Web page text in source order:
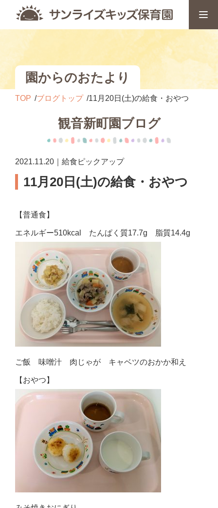
園からのおたより
TOP ブログトップ 11月20日(土)の給食・おやつ
観音新町園ブログ
2021.11.20｜給食ピックアップ
11月20日(土)の給食・おやつ
【普通食】
エネルギー510kcal たんぱく質17.7g 脂質14.4g
ご飯 味噌汁 肉じゃが キャベツのおかか和え
【おやつ】